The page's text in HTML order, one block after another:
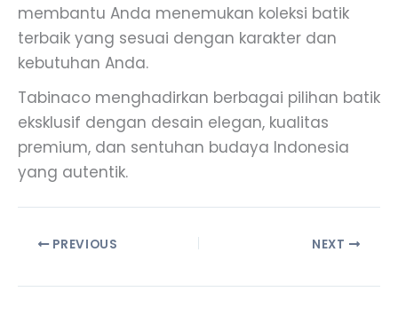
membantu Anda menemukan koleksi batik
terbaik yang sesuai dengan karakter dan
kebutuhan Anda.
Tabinaco menghadirkan berbagai pilihan batik
eksklusif dengan desain elegan, kualitas
premium, dan sentuhan budaya Indonesia
yang autentik.
PREVIOUS NEXT